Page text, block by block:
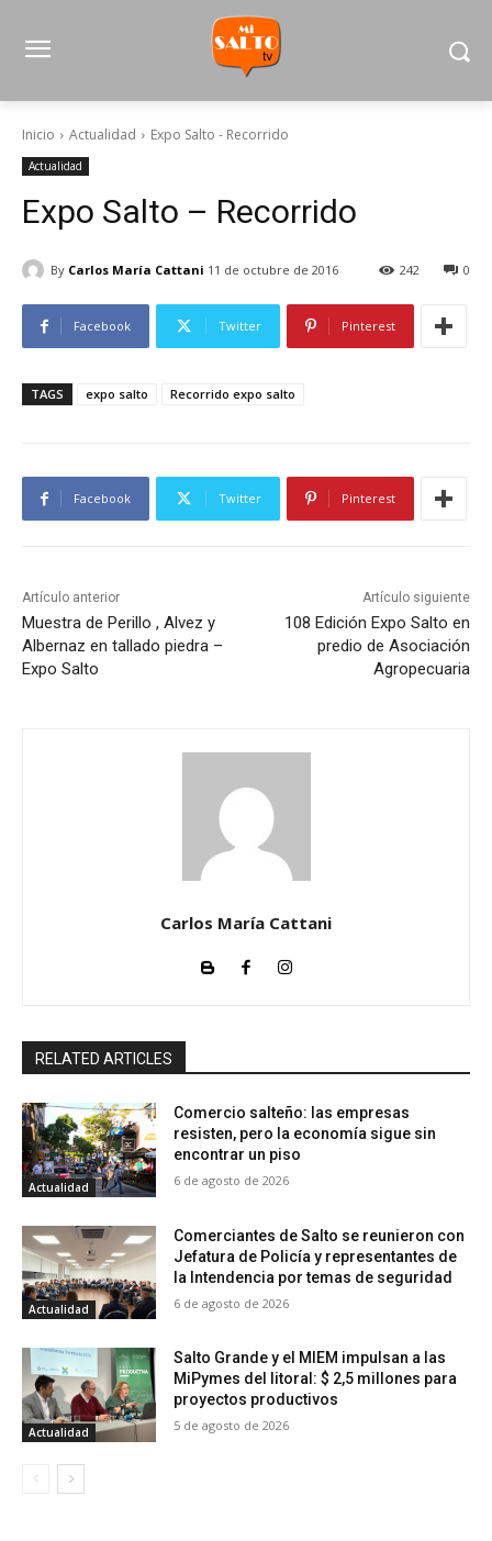
Inicio Actualidad Expo Salto - Recorrido
Actualidad
Expo Salto – Recorrido
By Carlos María Cattani 11 de octubre de 2016 0
242
Facebook Twitter Pinterest
TAGS expo salto Recorrido expo salto
Facebook Twitter Pinterest
Artículo anterior
Muestra de Perillo , Alvez y
Albernaz en tallado piedra –
Expo Salto
Artículo siguiente
108 Edición Expo Salto en
predio de Asociación
Agropecuaria
Carlos María Cattani
RELATED ARTICLES
Actualidad
Comercio salteño: las empresas
resisten, pero la economía sigue sin
encontrar un piso
6 de agosto de 2026
Actualidad
Comerciantes de Salto se reunieron con
Jefatura de Policía y representantes de
la Intendencia por temas de seguridad
6 de agosto de 2026
Actualidad
Salto Grande y el MIEM impulsan a las
MiPymes del litoral: $ 2,5 millones para
proyectos productivos
5 de agosto de 2026